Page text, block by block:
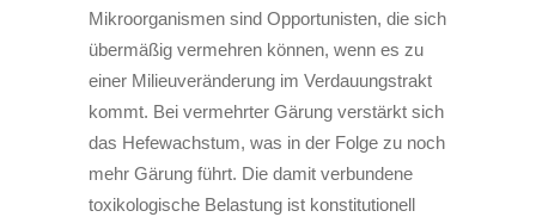
Mikroorganismen sind Opportunisten, die sich
übermäßig vermehren können, wenn es zu
einer Milieuveränderung im Verdauungstrakt
kommt. Bei vermehrter Gärung verstärkt sich
das Hefewachstum, was in der Folge zu noch
mehr Gärung führt. Die damit verbundene
toxikologische Belastung ist konstitutionell